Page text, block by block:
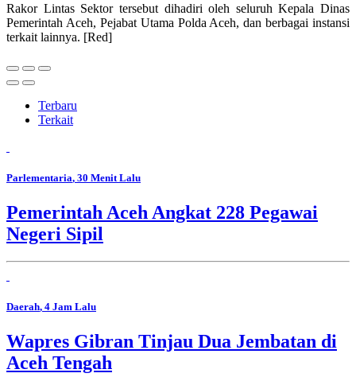
Rakor Lintas Sektor tersebut dihadiri oleh seluruh Kepala Dinas
Pemerintah Aceh, Pejabat Utama Polda Aceh, dan berbagai instansi
terkait lainnya. [Red]
Terbaru
Terkait
Parlementaria, 30 Menit Lalu
Pemerintah Aceh Angkat 228 Pegawai
Negeri Sipil
Daerah, 4 Jam Lalu
Wapres Gibran Tinjau Dua Jembatan di
Aceh Tengah